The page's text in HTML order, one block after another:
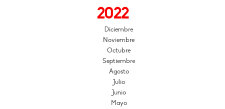
2022
Diciembre
Noviembre
Octubre
Septiembre
Agosto
Julio
Junio
Mayo